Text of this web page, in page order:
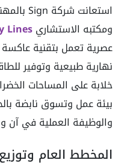
استعانت شركة Sign بالمهندس المبدع
ومكتبه الاستشاريLines
عصرية تعمل بتقنية
نهارية طبيعية وتوفير
خلابة على المساحات
بيئة عمل وتسوق نابضة
والوظيفة العملية في آن
المخطط العام